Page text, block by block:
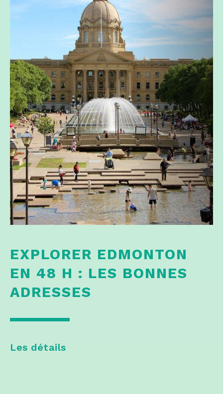
EXPLORER EDMONTON
EN 48 H : LES BONNES
ADRESSES
Les détails